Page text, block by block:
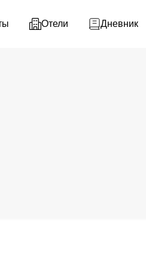
Отели Дневник